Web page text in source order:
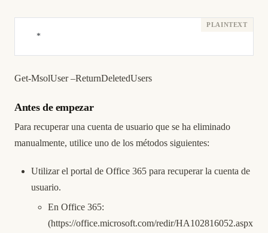
    *
Get-MsolUser –ReturnDeletedUsers
Antes de empezar
Para recuperar una cuenta de usuario que se ha eliminado
manualmente, utilice uno de los métodos siguientes:
Utilizar el portal de Office 365 para recuperar la cuenta de
usuario.
En Office 365:
(https://office.microsoft.com/redir/HA102816052.aspx